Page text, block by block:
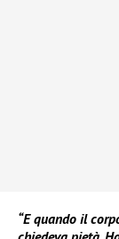
“E quando il